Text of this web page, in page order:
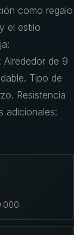
como regalo
el estilo
Alrededor de 9
Tipo de
Resistencia
adicionales: